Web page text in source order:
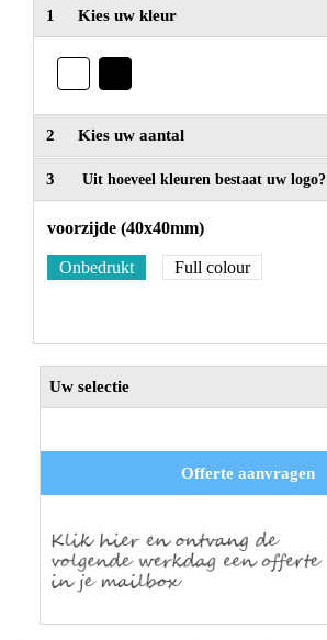
1 Kies uw kleur
2 Kies uw aantal
3 Uit hoeveel kleuren bestaat uw logo?
voorzijde (40x40mm)
Onbedrukt Full colour
Uw selectie
Offerte aanvragen